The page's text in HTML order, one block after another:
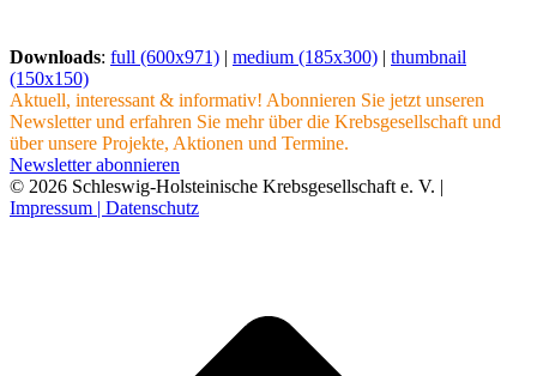
Downloads: full (600x971) | medium (185x300) | thumbnail
(150x150)
Aktuell, interessant & informativ! Abonnieren Sie jetzt unseren
Newsletter und erfahren Sie mehr über die Krebsgesellschaft und
über unsere Projekte, Aktionen und Termine.
Newsletter abonnieren
© 2026 Schleswig-Holsteinische Krebsgesellschaft e. V. |
Impressum | Datenschutz